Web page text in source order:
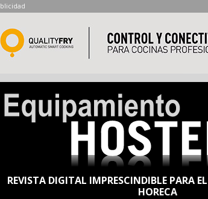
REVISTA DIGITAL IMPRESCINDIBLE PARA
HORECA